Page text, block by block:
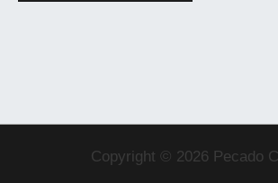
Copyright © 2026 Pecado